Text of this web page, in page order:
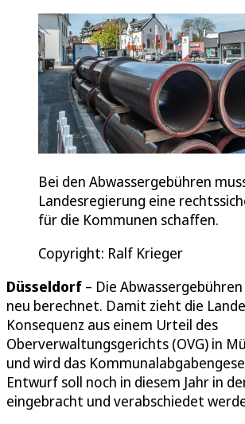
Bei den Abwassergebühren
Landesregierung eine
für die Kommunen schaffen.
Copyright: Ralf Krieger
Düsseldorf – Die
neu berechnet. Damit zieht die
Konsequenz aus einem Urteil des
Oberverwaltungsgerichts (OVG) in
und wird das
Entwurf soll noch in diesem Jahr in
eingebracht und verabschiedet